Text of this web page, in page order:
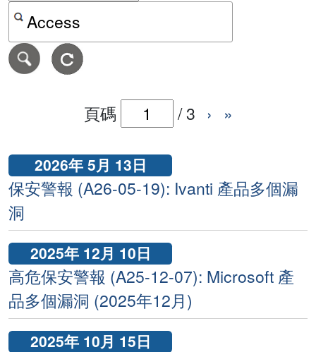
按關鍵字或 CVE ID 搜尋保安警報
頁碼 /3 › »
2026年 5月 13日
保安警報 (A26-05-19): Ivanti 產品多個漏
洞
2025年 12月 10日
高危保安警報 (A25-12-07): Microsoft 產
品多個漏洞 (2025年12月)
2025年 10月 15日